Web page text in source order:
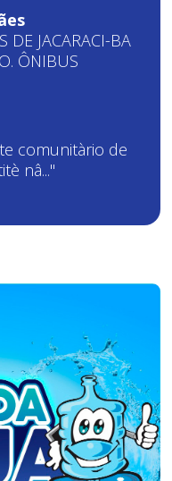
DE JACARACI-BA
ÔNIBUS
comunitàrio de
nâ..."